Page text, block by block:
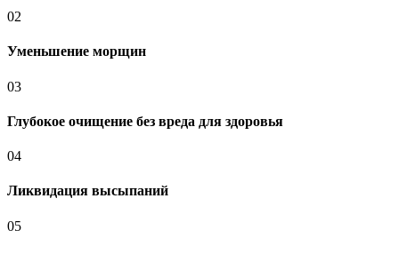
02
Уменьшение морщин
03
Глубокое очищение без вреда для здоровья
04
Ликвидация высыпаний
05